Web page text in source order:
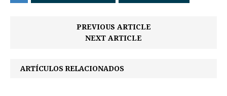
PREVIOUS ARTICLE
NEXT ARTICLE
ARTÍCULOS RELACIONADOS